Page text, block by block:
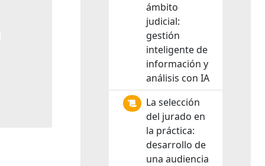
ámbito
judicial:
gestión
inteligente de
información y
análisis con IA
La selección
del jurado en
la práctica:
desarrollo de
una audiencia